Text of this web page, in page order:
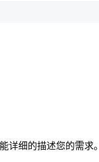
详细的描述您的需求。